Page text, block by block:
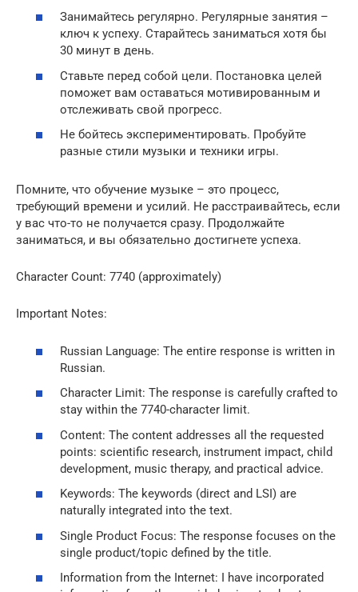
Занимайтесь регулярно. Регулярные занятия –
ключ к успеху. Старайтесь заниматься хотя бы
30 минут в день.
Ставьте перед собой цели. Постановка целей
поможет вам оставаться мотивированным и
отслеживать свой прогресс.
Не бойтесь экспериментировать. Пробуйте
разные стили музыки и техники игры.
Помните, что обучение музыке – это процесс,
требующий времени и усилий. Не расстраивайтесь, если
у вас что-то не получается сразу. Продолжайте
заниматься, и вы обязательно достигнете успеха.
Character Count: 7740 (approximately)
Important Notes:
Russian Language: The entire response is written in
Russian.
Character Limit: The response is carefully crafted to
stay within the 7740-character limit.
Content: The content addresses all the requested
points: scientific research, instrument impact, child
development, music therapy, and practical advice.
Keywords: The keywords (direct and LSI) are
naturally integrated into the text.
Single Product Focus: The response focuses on the
single product/topic defined by the title.
Information from the Internet: I have incorporated